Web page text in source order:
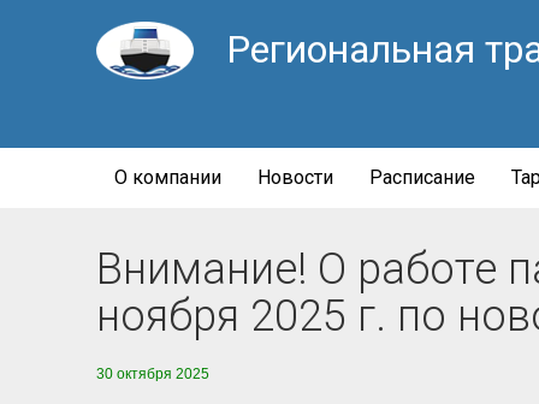
Региональная
О компании Новости Расписание
Внимание! О работе
ноября 2025 г. по
30 октября 2025